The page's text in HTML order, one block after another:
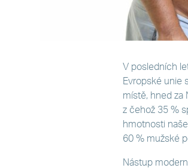
V posledních
Evropské unie
místě, hned za
z čehož 35 %
hmotnosti
60 % mužské
Nástup